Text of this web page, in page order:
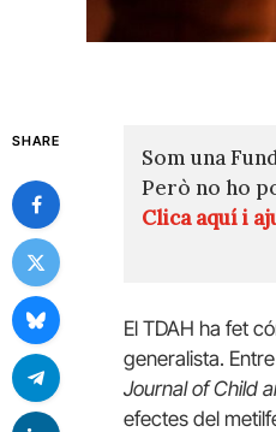
SHARE
Som una
Però no ho
Clica aquí i
El TDAH ha fet
generalista.
Journal of Child
efectes del